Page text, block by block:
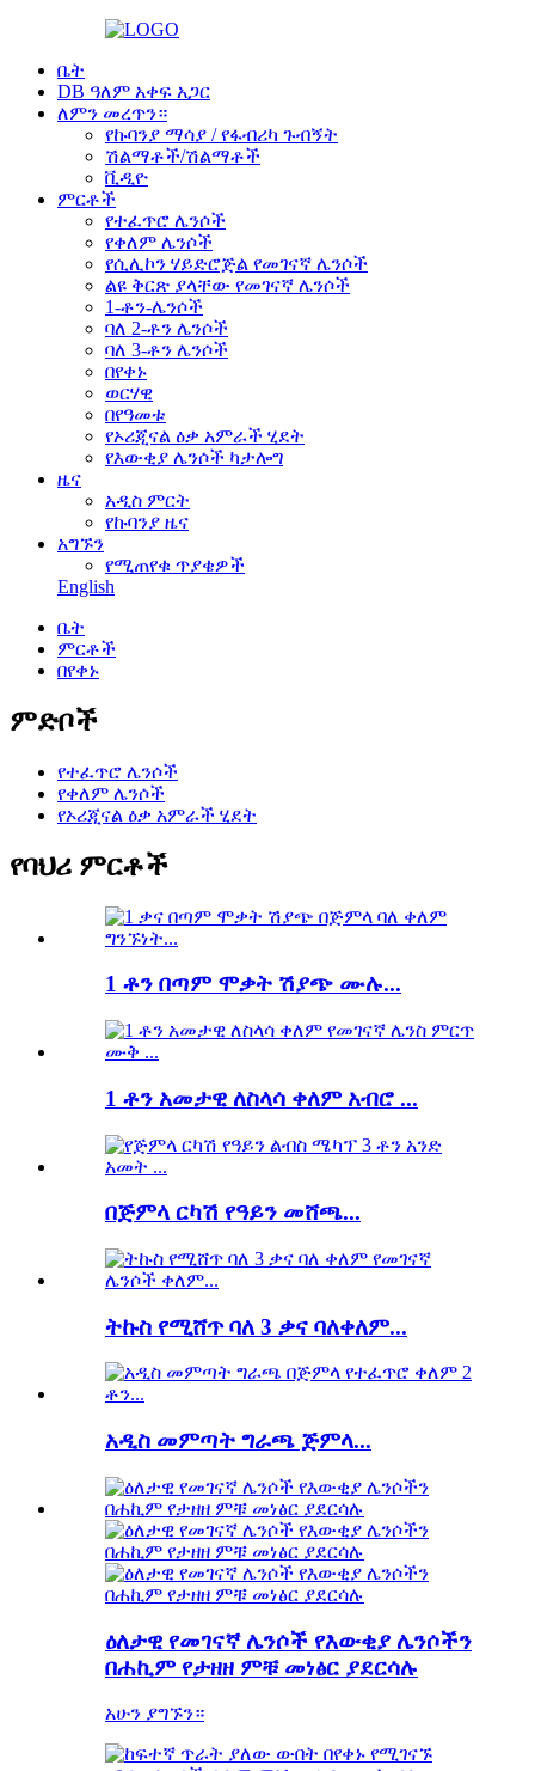
ቤት
DB ዓለም አቀፍ አጋር
ለምን መረጥን።
የኩባንያ ማሳያ / የፋብሪካ ጉብኝት
ሽልማቶች/ሽልማቶች
ቪዲዮ
ምርቶች
የተፈጥሮ ሌንሶች
የቀለም ሌንሶች
የሲሊኮን ሃይድሮጅል የመገናኛ ሌንሶች
ልዩ ቅርጽ ያላቸው የመገናኛ ሌንሶች
1-ቶን-ሌንሶች
ባለ 2-ቶን ሌንሶች
ባለ 3-ቶን ሌንሶች
በየቀኑ
ወርሃዊ
በየዓመቱ
የኦሪጂናል ዕቃ አምራች ሂደት
የእውቂያ ሌንሶች ካታሎግ
ዜና
አዲስ ምርት
የኩባንያ ዜና
አግኙን
የሚጠየቁ ጥያቄዎች
English
ቤት
ምርቶች
በየቀኑ
ምድቦች
የተፈጥሮ ሌንሶች
የቀለም ሌንሶች
የኦሪጂናል ዕቃ አምራች ሂደት
የባህሪ ምርቶች
1 ቶን በጣም ሞቃት ሽያጭ ሙሉ...
1 ቶን አመታዊ ለስላሳ ቀለም አብሮ ...
በጅምላ ርካሽ የዓይን መሸጫ...
ትኩስ የሚሸጥ ባለ 3 ቃና ባለቀለም...
አዲስ መምጣት ግራጫ ጅምላ...
ዕለታዊ የመገናኛ ሌንሶች የእውቂያ ሌንሶችን
በሐኪም የታዘዘ ምቹ መነፅር ያደርሳሉ
አሁን ያግኙን።